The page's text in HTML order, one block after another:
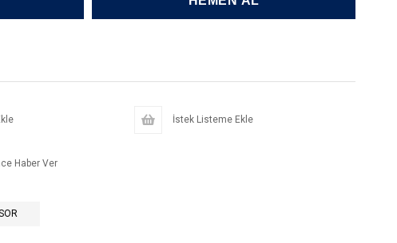
İstek Listeme Ekle
Haber Ver